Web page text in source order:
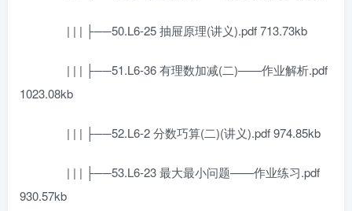
| | | ├──50.L6-25 抽屉原理(讲义).pdf 713.73kb
| | | ├──51.L6-36 有理数加减(二)——作业解析.pdf
1023.08kb
| | | ├──52.L6-2 分数巧算(二)(讲义).pdf 974.85kb
| | | ├──53.L6-23 最大最小问题——作业练习.pdf
930.57kb